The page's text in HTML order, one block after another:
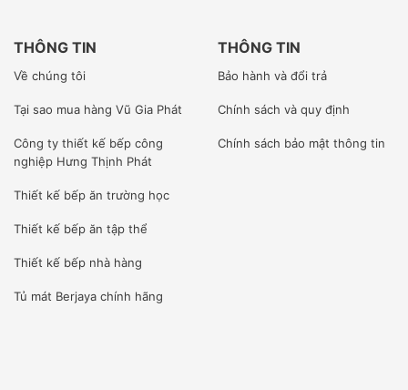
THÔNG TIN
Về chúng tôi
Tại sao mua hàng Vũ Gia Phát
Công ty thiết kế bếp công
nghiệp Hưng Thịnh Phát
Thiết kế bếp ăn trường học
Thiết kế bếp ăn tập thể
Thiết kế bếp nhà hàng
Tủ mát Berjaya chính hãng
THÔNG TIN
Bảo hành và đổi trả
Chính sách và quy định
Chính sách bảo mật thông tin